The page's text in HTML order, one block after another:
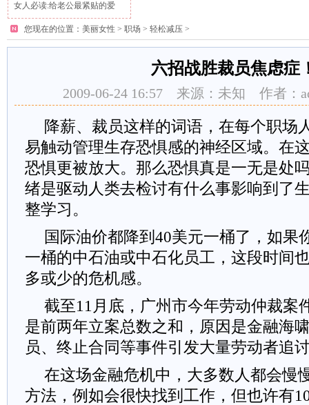
女人必读:给老公最紧贴的爱
您现在的位置： 美丽女性 > 职场 > 轻松减压 >
六招战胜裁员焦虑症
2009-06-24 16:57 来源：未知 作者
降薪、裁员这样的词语，在每个职场
易触动管理生存恐惧感的神经区域。在
恐惧更被放大。那么恐惧真是一无是处
绪是驱动人类去检讨有什么事影响到了
整学习。
国际油价都降到40美元一桶了，如果
一桶的中石油或中石化员工，这段时间
多或少的危机感。
截至11月底，广州市今年劳动仲裁案
是前两年立案总数之和，原因是金融海
员、终止合同等事件引发大量劳动者追
在这场金融危机中，大多数人都会慢
方法，例如会很快找到工作，但也许有